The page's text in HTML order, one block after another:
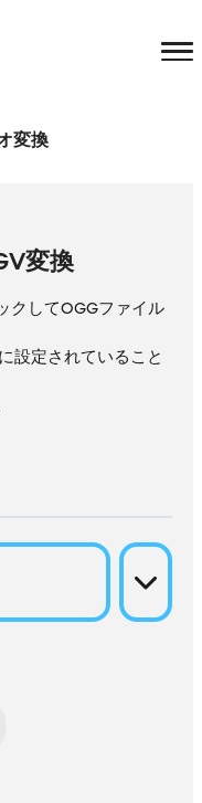
変換
変換
クしてOGGファイル
設定されていること